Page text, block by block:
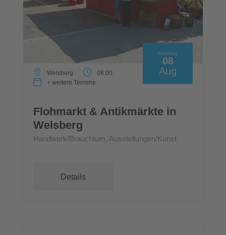
Samstag
08
Aug
Welsberg
08:00
+ weitere Termine
Flohmarkt & Antikmärkte in
Welsberg
Handwerk/Brauchtum, Ausstellungen/Kunst
Details